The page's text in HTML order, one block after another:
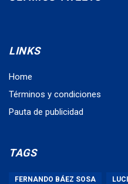
LINKS
Home
Términos y condiciones
Pauta de publicidad
TAGS
FERNANDO BÁEZ SOSA